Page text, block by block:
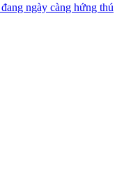
ngày càng hứng thú